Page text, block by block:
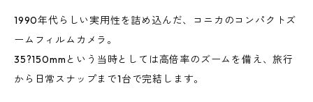
1990年代らしい実用性を詰め込んだ、コニカのコンパクトズ
ームフィルムカメラ。
35?150mmという当時としては高倍率のズームを備え、旅行
から日常スナップまで1台で完結します。